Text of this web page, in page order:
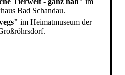
Tierwelt - ganz nah" im
Bad Schandau.
im Heimatmuseum der